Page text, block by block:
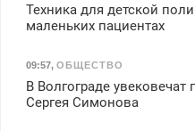
Техника для детской
маленьких пациентах
09:57, ОБЩЕСТВО
В Волгограде увековечат
Сергея Симонова